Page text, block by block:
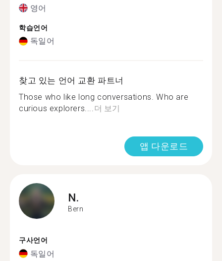
영어
학습언어
독일어
찾고 있는 언어 교환 파트너
Those who like long conversations. Who are
curious explorers....더 보기
앱 다운로드
N.
Bern
구사언어
독일어